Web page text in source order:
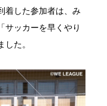
着した参加者は、み
サッカーを早くやり
た。